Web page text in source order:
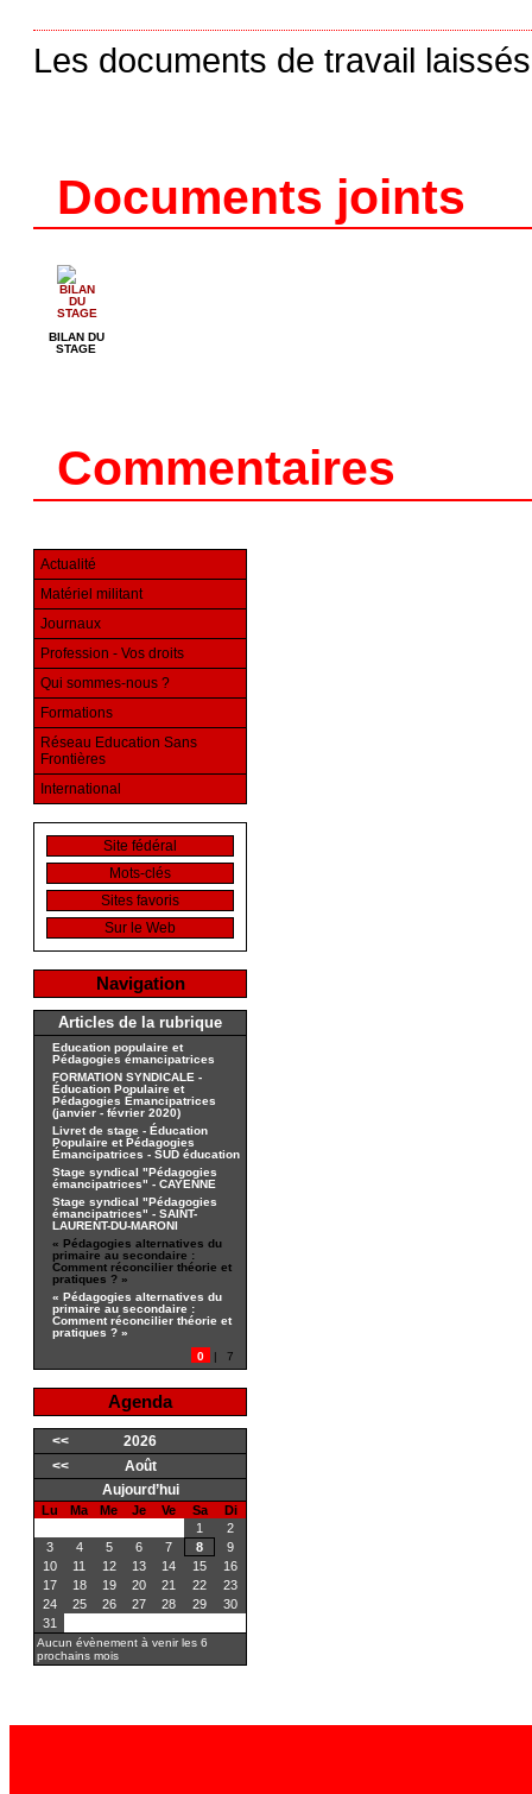
Les documents de travail
Documents joints
BILAN DU
STAGE
Commentaires
Actualité
Matériel militant
Journaux
Profession - Vos droits
Qui sommes-nous ?
Formations
Réseau Education Sans
Frontières
International
Site fédéral
Mots-clés
Sites favoris
Sur le Web
Navigation
Articles de la rubrique
Education populaire et
Pédagogies émancipatrices
FORMATION SYNDICALE -
Éducation Populaire et
Pédagogies Émancipatrices
(janvier - février 2020)
Livret de stage - Éducation
Populaire et Pédagogies
Émancipatrices - SUD éducation
Stage syndical "Pédagogies
émancipatrices" - CAYENNE
Stage syndical "Pédagogies
émancipatrices" - SAINT-
LAURENT-DU-MARONI
« Pédagogies alternatives du
primaire au secondaire :
Comment réconcilier théorie et
pratiques ? »
« Pédagogies alternatives du
primaire au secondaire :
Comment réconcilier théorie et
pratiques ? »
0
| 7
Agenda
<<
2026
<<
Août
Aujourd’hui
Lu Ma Me Je Ve Sa
Di
1
2
3
4 5 6 7 8
9
10
11 12 13 14 15
16
17
18 19 20 21 22
23
24
25 26 27 28 29
30
31
Aucun évènement à venir les 6
prochains mois